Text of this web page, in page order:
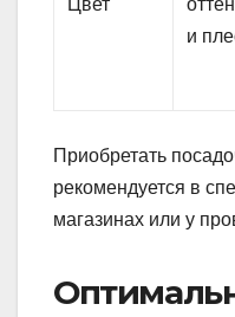
и
Приобретать
рекомендуется в
магазинах или у